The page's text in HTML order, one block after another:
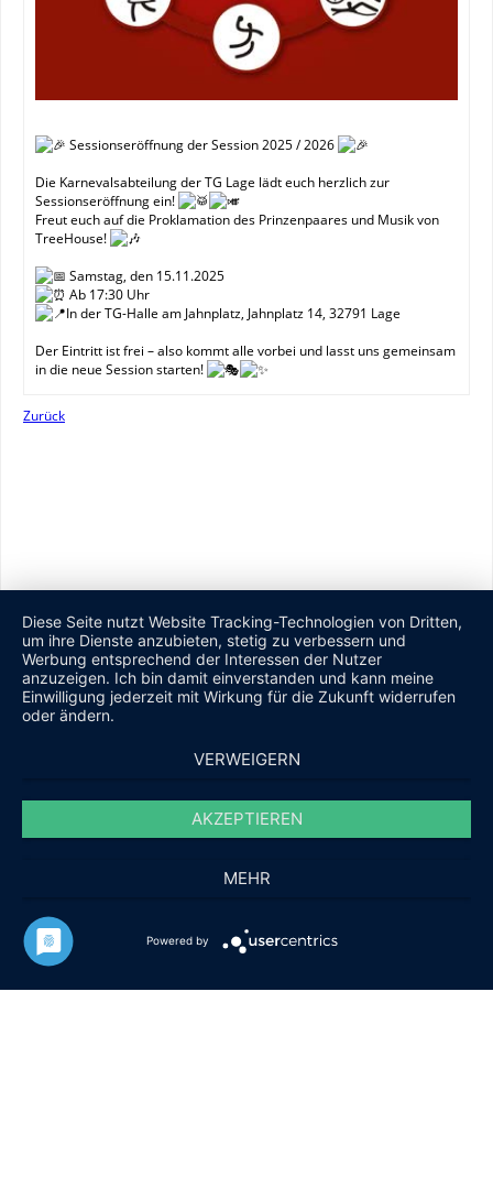
Sessionseröffnung der Session 2025 / 2026
Die Karnevalsabteilung der TG Lage lädt euch herzlich zur
Sessionseröffnung ein!
Freut euch auf die Proklamation des Prinzenpaares und Musik von
TreeHouse!
Samstag, den 15.11.2025
Ab 17:30 Uhr
In der TG-Halle am Jahnplatz, Jahnplatz 14, 32791 Lage
Der Eintritt ist frei – also kommt alle vorbei und lasst uns gemeinsam
in die neue Session starten!
Zurück
Diese Seite nutzt Website Tracking-Technologien von Dritten,
um ihre Dienste anzubieten, stetig zu verbessern und
Werbung entsprechend der Interessen der Nutzer
anzuzeigen. Ich bin damit einverstanden und kann meine
Einwilligung jederzeit mit Wirkung für die Zukunft widerrufen
oder ändern.
VERWEIGERN
AKZEPTIEREN
MEHR
Powered by